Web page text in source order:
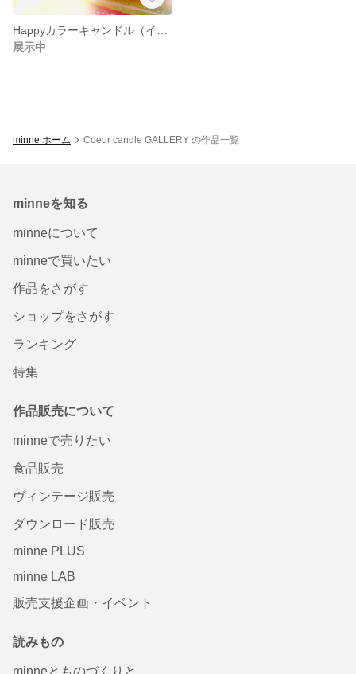
展示中
minne ホーム Coeur candle GALLERY の作品一覧
minneを知る
minneについて
minneで買いたい
作品をさがす
ショップをさがす
ランキング
特集
作品販売について
minneで売りたい
食品販売
ヴィンテージ販売
ダウンロード販売
minne PLUS
minne LAB
販売支援企画・イベント
読みもの
minneとものづくりと